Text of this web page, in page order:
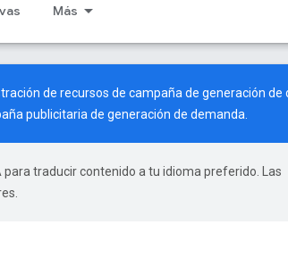
Más
de recursos de campaña de generación
publicitaria de generación de demanda.
para traducir contenido a tu idioma preferido. Las